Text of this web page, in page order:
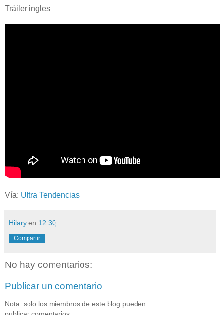
Tráiler ingles
Vía: Ultra Tendencias
Hilary en 12:30
Compartir
No hay comentarios:
Publicar un comentario
Nota: solo los miembros de este blog pueden
publicar comentarios.